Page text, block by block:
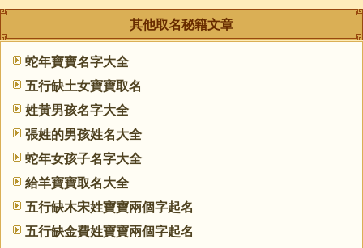
其他取名秘籍文章
蛇年寶寶名字大全
五行缺土女寶寶取名
姓黃男孩名字大全
張姓的男孩姓名大全
蛇年女孩子名字大全
給羊寶寶取名大全
五行缺木宋姓寶寶兩個字起名
五行缺金費姓寶寶兩個字起名